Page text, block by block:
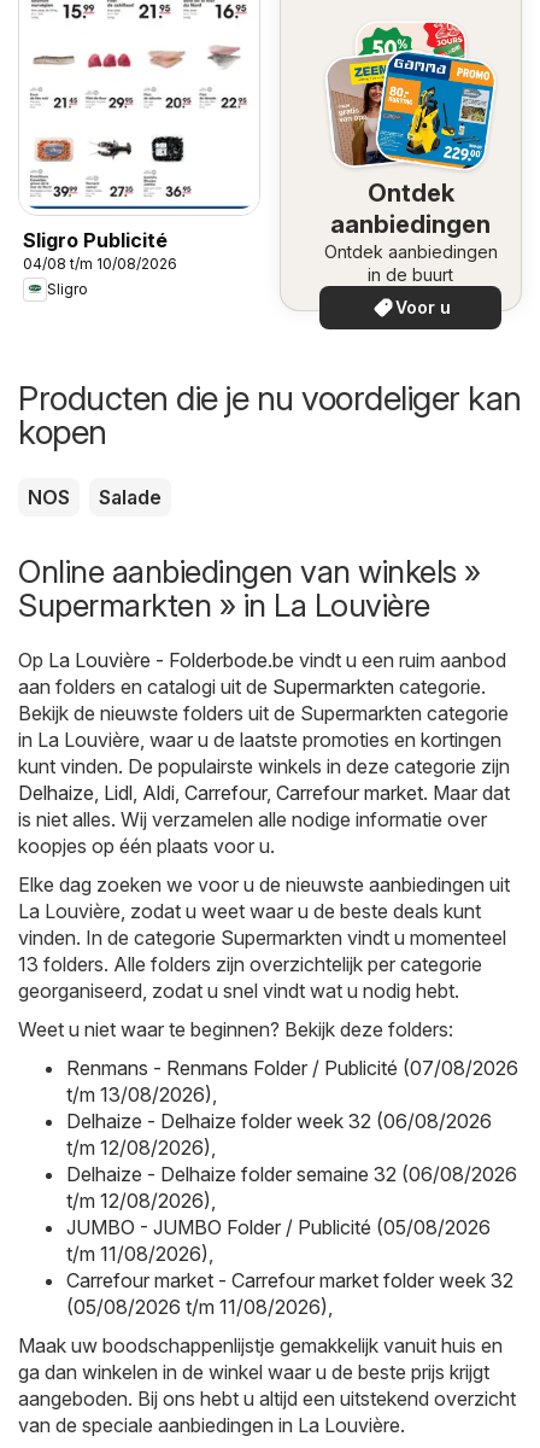
Sligro Publicité
04/08 t/m 10/08/2026
Sligro
Ontdek
aanbiedingen
Ontdek aanbiedingen
in de buurt
Voor u
Producten die je nu voordeliger kan
kopen
NOS Salade
Online aanbiedingen van winkels »
Supermarkten » in La Louvière
Op La Louvière - Folderbode.be vindt u een ruim aanbod
aan folders en catalogi uit de Supermarkten categorie.
Bekijk de nieuwste folders uit de Supermarkten categorie
in La Louvière, waar u de laatste promoties en kortingen
kunt vinden. De populairste winkels in deze categorie zijn
Delhaize Lidl Aldi Carrefour, Carrefour market. Maar dat
is niet alles. Wij verzamelen alle nodige informatie over
koopjes op één plaats voor u.
Elke dag zoeken we voor u de nieuwste aanbiedingen uit
La Louvière, zodat u weet waar u de beste deals kunt
vinden. In de categorie Supermarkten vindt u momenteel
13 folders. Alle folders zijn overzichtelijk per categorie
georganiseerd, zodat u snel vindt wat u nodig hebt.
Weet u niet waar te beginnen? Bekijk deze folders:
Renmans - Renmans Folder / Publicité (07/08/2026
t/m 13/08/2026)
Delhaize - Delhaize folder week 32 (06/08/2026
t/m 12/08/2026)
Delhaize - Delhaize folder semaine 32 (06/08/2026
t/m 12/08/2026)
JUMBO - JUMBO Folder / Publicité (05/08/2026
t/m 11/08/2026)
Carrefour market - Carrefour market folder week 32
(05/08/2026 t/m 11/08/2026)
Maak uw boodschappenlijstje gemakkelijk vanuit huis en
ga dan winkelen in de winkel waar u de beste prijs krijgt
aangeboden. Bij ons hebt u altijd een uitstekend overzicht
van de speciale aanbiedingen in La Louvière.